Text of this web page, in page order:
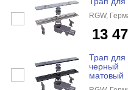
RGW,
13
Трап для
черный
матовый